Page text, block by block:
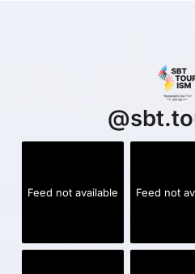
@
Feed not available Feed not